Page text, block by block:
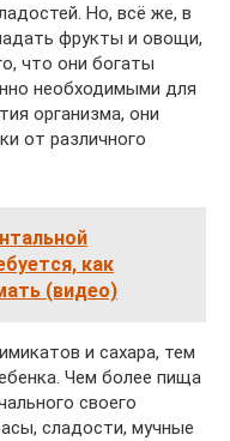
Но, всё же, в
фрукты и овощи,
что они богаты
необходимыми для
организма, они
от различного
как
(видео)
и сахара, тем
Чем более пища
своего
сладости, мучные